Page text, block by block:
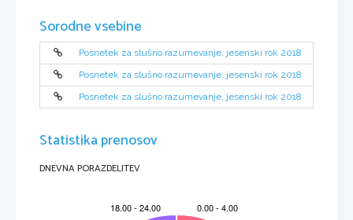
Sorodne vsebine
Posnetek za slušno razumevanje, jesenski rok 2018
Posnetek za slušno razumevanje, jesenski rok 2018
Posnetek za slušno razumevanje, jesenski rok 2018
Statistika prenosov
DNEVNA PORAZDELITEV